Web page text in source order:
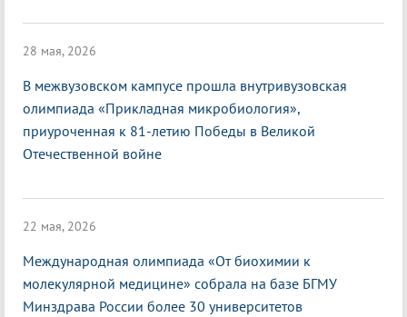
28 мая, 2026
В межвузовском кампусе прошла внутривузовская
олимпиада «Прикладная микробиология»,
приуроченная к 81-летию Победы в Великой
Отечественной войне
22 мая, 2026
Международная олимпиада «От биохимии к
молекулярной медицине» собрала на базе БГМУ
Минздрава России более 30 университетов